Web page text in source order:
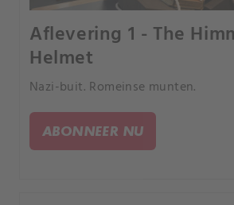
Aflevering 1 - The
Helmet
Nazi-buit. Romeinse munten.
ABONNEER NU